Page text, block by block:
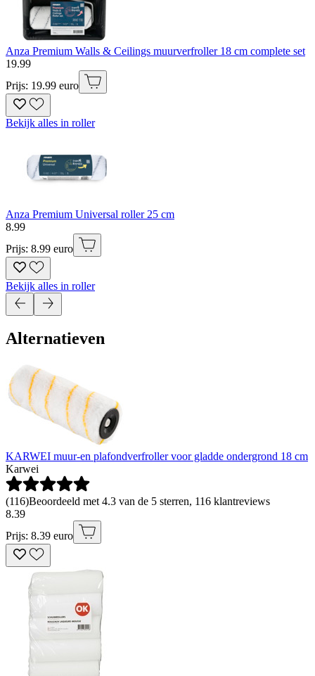
Anza Premium Walls & Ceilings muurverfroller 18 cm complete set
19.99
Prijs: 19.99 euro
Bekijk alles in roller
Anza Premium Universal roller 25 cm
8.99
Prijs: 8.99 euro
Bekijk alles in roller
Alternatieven
KARWEI muur-en plafondverfroller voor gladde ondergrond 18 cm
Karwei
(116)Beoordeeld met 4.3 van de 5 sterren, 116 klantreviews
8.39
Prijs: 8.39 euro